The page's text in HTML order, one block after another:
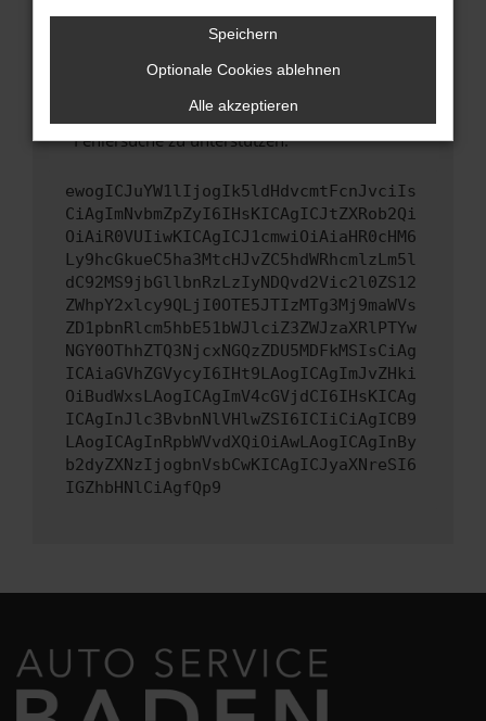
Wende dich an den Webseitenbetreiber.
Wenn du alle oben genannten Schritte versucht
hast, kontaktiere uns bitte. Wir werden
uns diesen Text schicken, um uns bei der
Fehlersuche zu unterstützen:
ewogICJuYW1lIjogIk5ldHdvcmtFcnJvciIs
CiAgImNvbmZpZyI6IHsKICAgICJtZXRob2Qi
OiAiR0VUIiwKICAgICJ1cmwiOiAiaHR0cHM6
Ly9hcGkueC5ha3MtcHJvZC5hdWRhcmlzLm5l
dC92MS9jbGllbnRzLzIyNDQvd2Vic2l0ZS12
ZWhpY2xlcy9QLjI0OTE5JTIzMTg3Mj9maWVs
ZD1pbnRlcm5hbE51bWJlciZ3ZWJzaXRlPTYw
NGY0OThhZTQ3NjcxNGQzZDU5MDFkMSIsCiAg
ICAiaGVhZGVycyI6IHt9LAogICAgImJvZHki
OiBudWxsLAogICAgImV4cGVjdCI6IHsKICAg
ICAgInJlc3BvbnNlVHlwZSI6ICIiCiAgICB9
LAogICAgInRpbWVvdXQiOiAwLAogICAgInBy
b2dyZXNzIjogbnVsbCwKICAgICJyaXNreSI6
IGZhbHNlCiAgfQp9
Speichern
Optionale Cookies ablehnen
Alle akzeptieren